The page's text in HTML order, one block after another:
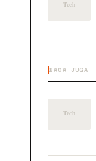
BACA JUGA